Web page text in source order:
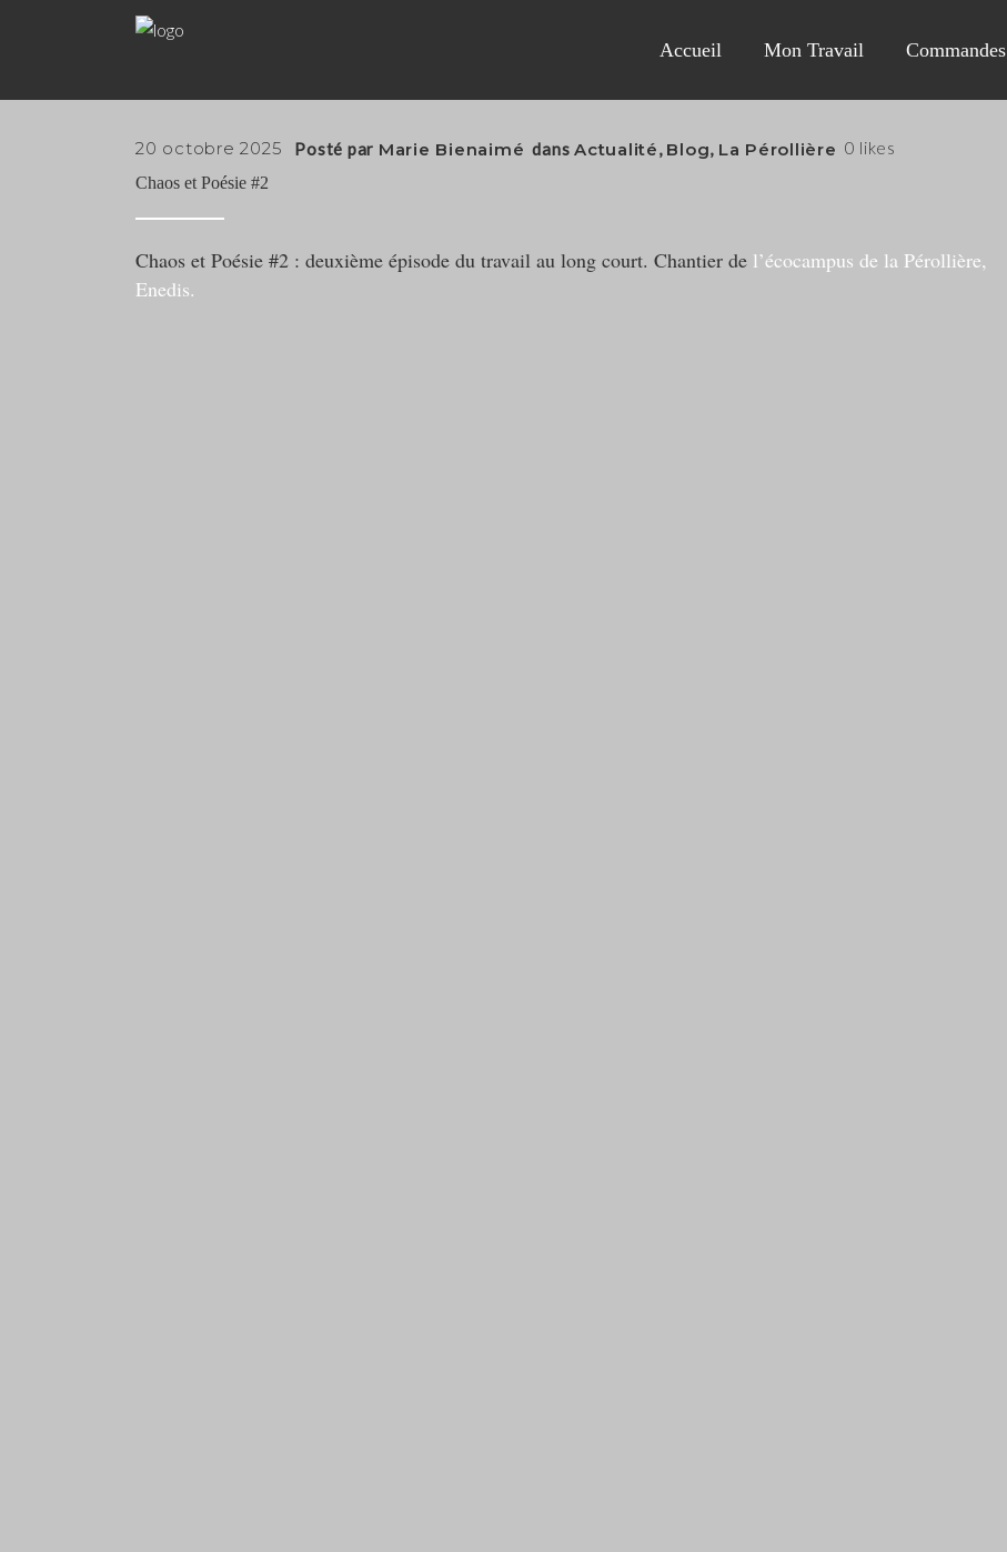
Accueil Mon Travail Commandes
20 octobre 2025 Posté par Marie Bienaimé dans Actualité, Blog, La Pérollière 0 likes
Chaos et Poésie #2
Chaos et Poésie #2 : deuxième épisode du travail au long court. Chantier de l’écocampus de la Pérollière,
Enedis.